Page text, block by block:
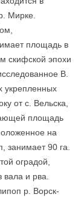
Мирке.
площадь в
скифской эпохи
В.
укрепленных
от с. Вельска,
площадь
на
занимает 90 га.
оградой,
и рва.
р. Ворск-